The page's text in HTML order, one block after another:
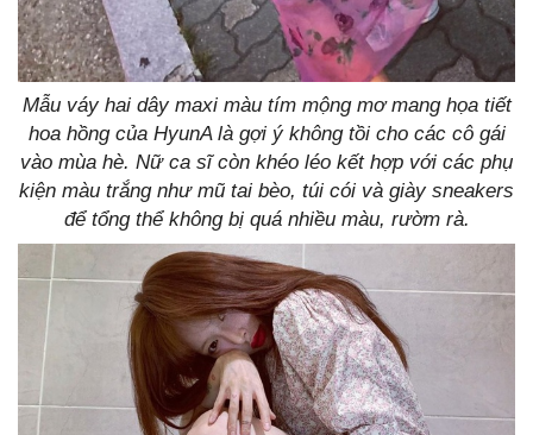
Mẫu váy hai dây maxi màu tím mộng mơ mang họa tiết
hoa hồng của HyunA là gợi ý không tồi cho các cô gái
vào mùa hè. Nữ ca sĩ còn khéo léo kết hợp với các phụ
kiện màu trắng như mũ tai bèo, túi cói và giày sneakers
để tổng thể không bị quá nhiều màu, rườm rà.